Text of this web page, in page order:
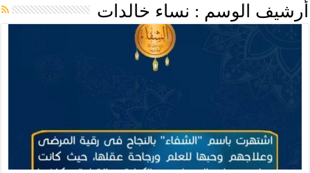
أرشيف الوسم : نساء خالدات